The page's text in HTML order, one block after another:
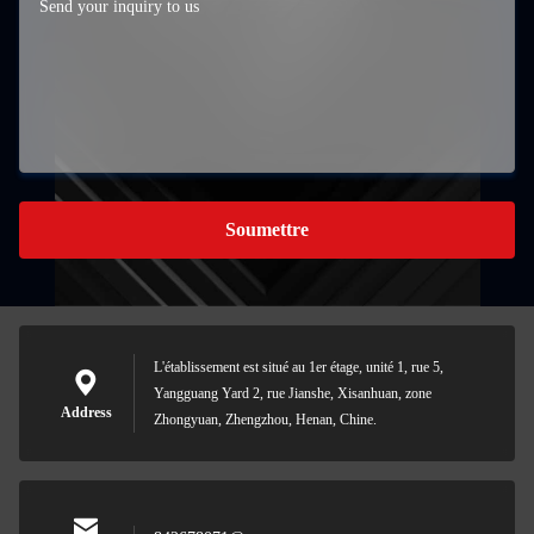
Soumettre
Address
L'établissement est situé au 1er étage, unité 1, rue 5,
Yangguang Yard 2, rue Jianshe, Xisanhuan, zone
Zhongyuan, Zhengzhou, Henan, Chine.